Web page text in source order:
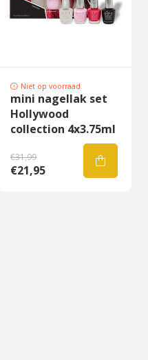
Niet op voorraad
mini nagellak set
Hollywood
collection 4x3.75ml
€31,99
€21,95